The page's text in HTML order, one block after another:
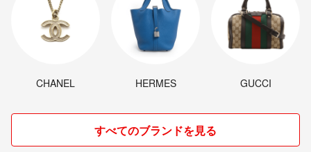
CHANEL HERMES GUCCI
すべてのブランドを見る